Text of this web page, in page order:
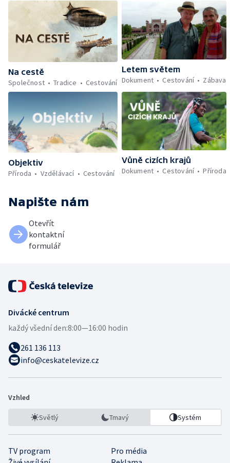
Na cestě
Společnost
Tradice Cestování
Letem světem
Dokument
Cestování Zábava
Objektiv
Příroda
Vzdělávací Cestování
Vůně cizích krajů
Dokument
Cestování Příroda
Napište nám
Otevřít
kontaktní
formulář
Divácké centrum
každý všední den:8:00—16:00 hodin
261 136 113
info@ceskatelevize.cz
Vzhled
Světlý Tmavý Systém
TV program
Pro média